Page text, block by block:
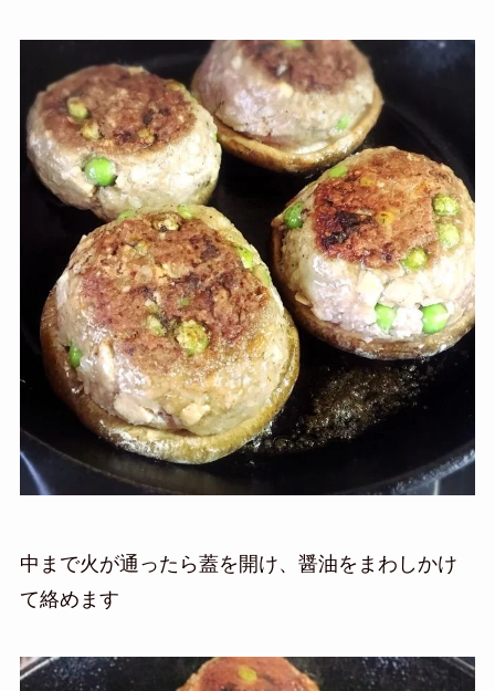
中まで火が通ったら蓋を開け、醤油をまわしかけ
て絡めます